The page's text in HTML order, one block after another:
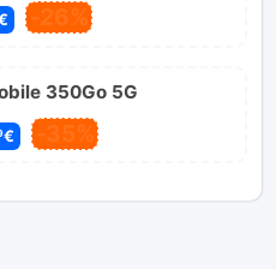
-26%
350Go 5G
€ -35%